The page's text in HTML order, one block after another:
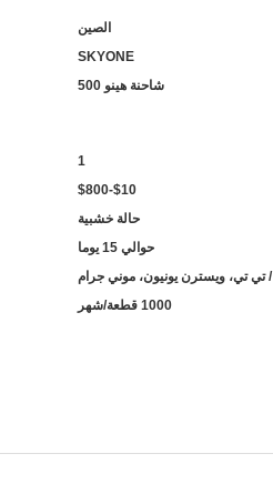
الصين
SKYONE
شاحنة هينو 500
1
$10-$800
حالة خشبية
حوالي 15 يوما
/ تي تي، ويسترن يونيون، موني جرام
1000 قطعة/شهر